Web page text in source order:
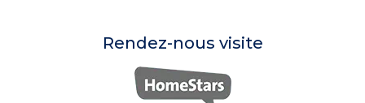
Rendez-nous visite